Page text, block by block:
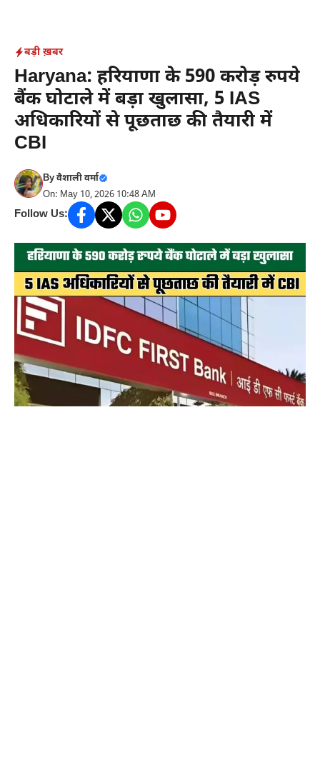
content
बड़ी ख़बर
Haryana: हरियाणा के 590 करोड़ रुपये
बैंक घोटाले में बड़ा खुलासा, 5 IAS
अधिकारियों से पूछताछ की तैयारी में
CBI
Byवैशाली वर्मा
On: May 10, 2026 10:48 AM
Follow Us: